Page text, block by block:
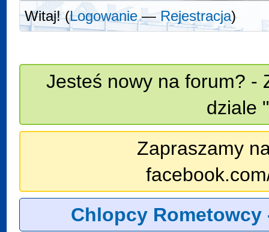
Witaj! (Logowanie—Rejestracja)
Jesteś nowy na forum? -
dziale
Zapraszamy
Chlopcy Rometowcy